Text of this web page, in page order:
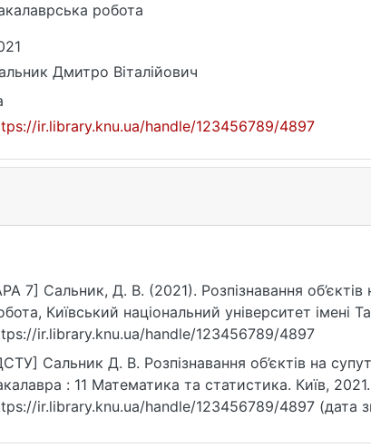
робота
Дмитро Віталійович
ir.library.knu.ua/handle/123456789/4897
7] Сальник, Д. В. (2021). Розпізнавання
Київський національний університет імені
ir.library.knu.ua/handle/123456789/4897
Сальник Д. В. Розпізнавання об’єктів на
: 11 Математика та статистика. Київ,
ir.library.knu.ua/handle/123456789/4897 (дата